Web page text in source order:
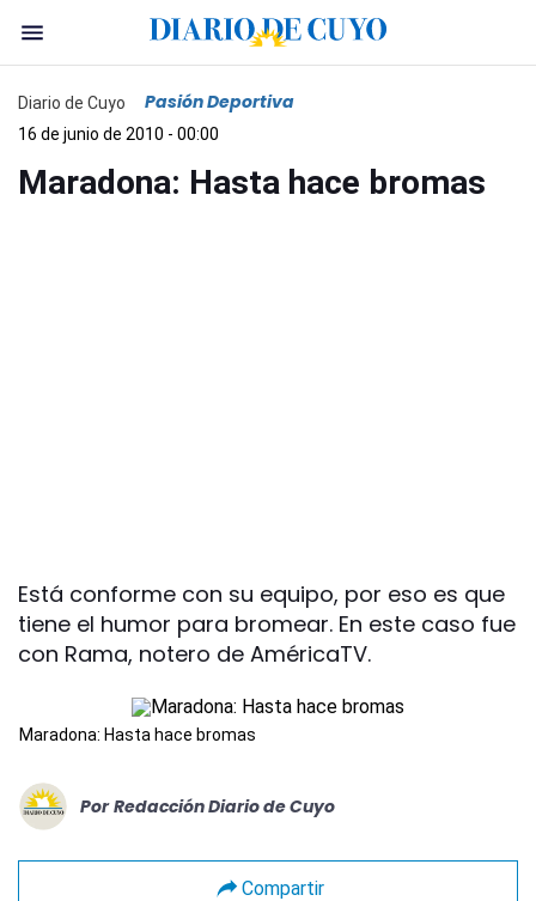
Diario de Cuyo Pasión Deportiva
16 de junio de 2010 - 00:00
Maradona: Hasta hace bromas
Está conforme con su equipo, por eso es que
tiene el humor para bromear. En este caso fue
con Rama, notero de AméricaTV.
Maradona: Hasta hace bromas
Por Redacción Diario de Cuyo
Compartir